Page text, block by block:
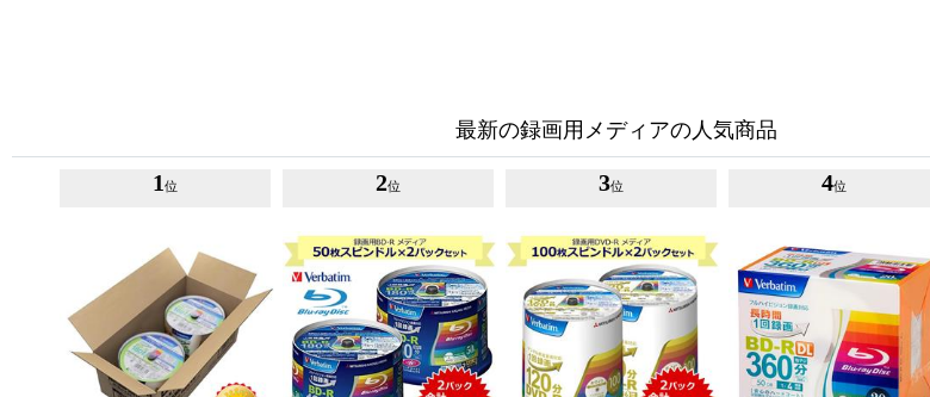
最新の録画用メディアの人気商品
1 位 2位 3位 4位